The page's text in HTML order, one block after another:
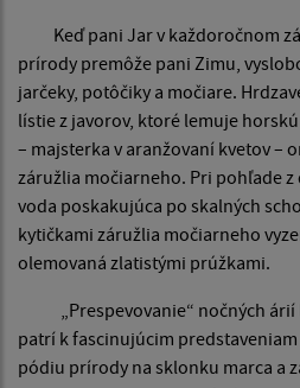
Keď pani Jar v každoročnom
prírody premôže pani Zimu,
jarčeky, potôčiky a močiare.
lístie z javorov, ktoré lemuje
– majsterka v aranžovaní kvetov –
záružlia močiarneho. Pri pohľade
voda poskakujúca po skalných
kytičkami záružlia močiarneho
olemovaná zlatistými prúžkami.
„Prespevovanie“ nočných árií
patrí k fascinujúcim
pódiu prírody na sklonku marca a